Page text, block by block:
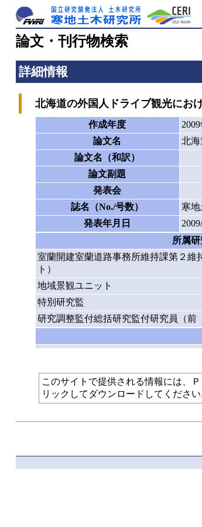
論文・刊行物検索
詳細情報
北海道の外国人ドライブ観光にお
作成年度
論文名
北
論文名（和訳）
論文副題
発表会
誌名（No./号数）
寒
発表年月日
所属
室蘭開建室蘭道路事務所維持課第２
ト）
地域景観ユニット
特別研究監
研究調整監付総括研究監付研究員（
このサイトで提供される情報には、
リックしてダウンロードしてください